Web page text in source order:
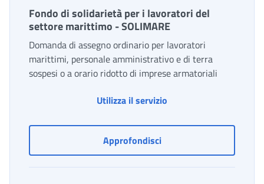
Fondo di solidarietà per i lavoratori del
settore marittimo - SOLIMARE
Domanda di assegno ordinario per lavoratori
marittimi, personale amministrativo e di terra
sospesi o a orario ridotto di imprese armatoriali
Utilizza il servizio
ApprofondisciFondo di solidarietà per